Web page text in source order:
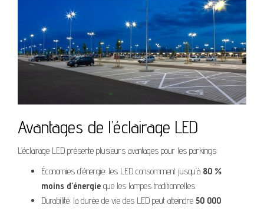
Avantages de l’éclairage LED
L’éclairage LED présente plusieurs avantages pour les parkings:
Économies d’énergie: les LED consomment jusqu’à 80 %
moins d’énergie que les lampes traditionnelles.
Durabilité: la durée de vie des LED peut atteindre 50 000